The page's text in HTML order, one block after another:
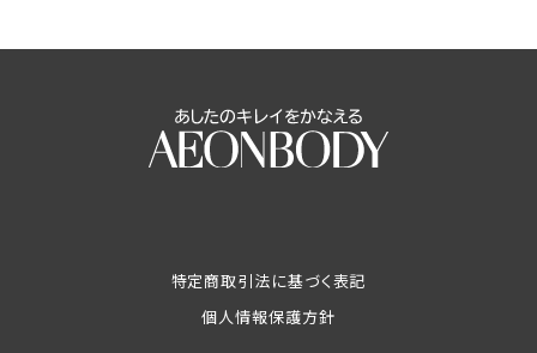
特定商取引法に基づく表記
個人情報保護方針